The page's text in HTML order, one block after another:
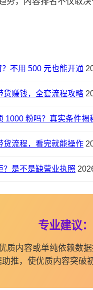
不用 500 元也能开通
货赚钱，全套流程攻略
1000 粉吗？真实条件揭
货流程，看完就能操作
？是不是缺营业执照
专业建议
质内容或单纯依赖数
推，使优质内容突破